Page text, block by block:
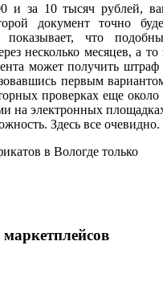
и за 10 тысяч рублей,
документ точно
что
несколько месяцев, а то
может получить штраф
первым
проверках еще около
на электронных
Здесь все очевидно.
в Вологде только